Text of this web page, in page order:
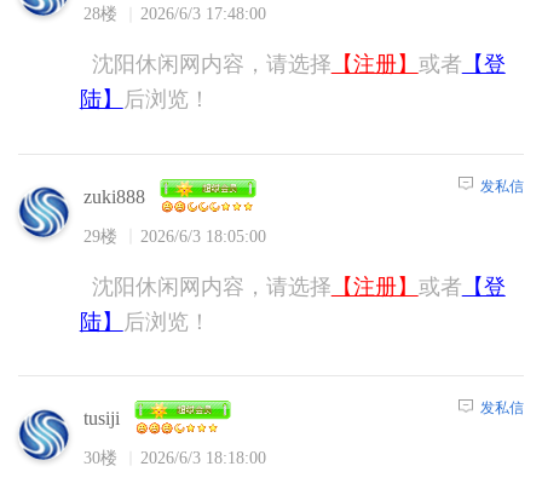
28楼 2026/6/3 17:48:00
沈阳休闲网内容，请选择 【注册】 或者 【登
陆】
后浏览！
zuki888
29楼 2026/6/3 18:05:00
发私信
沈阳休闲网内容，请选择 【注册】 或者 【登
陆】
后浏览！
tusiji
30楼 2026/6/3 18:18:00
发私信